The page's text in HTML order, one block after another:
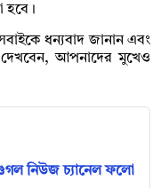
হবে।
ধন্যবাদ জানান এবং
দেখবেন, আপনাদের মুখেও
নিউজ চ্যানেল ফলো